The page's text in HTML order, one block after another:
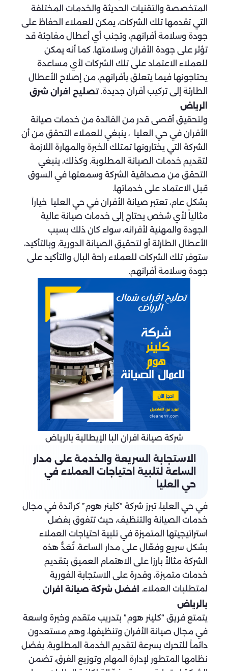
المتخصصة والتقنيات الحديثة والخدمات المختلفة
التي تقدمها تلك الشركات، يمكن للعملاء الحفاظ على
جودة وسلامة أفرانهم، وتجنب أي أعطال مفاجئة قد
تؤثر على جودة الأفران وسلامتها. كما أنه يمكن
للعملاء الاعتماد على تلك الشركات لأي مساعدة
يحتاجونها فيما يتعلق بأفرانهم، من إصلاح الأعطال
الطارئة إلى تركيب أفران جديدة. تصليح افران شرق
الرياض
ولتحقيق أقصى قدر من الفائدة من خدمات صيانة
الأفران في حي العليا ، ينبغي للعملاء التحقق من أن
الشركة التي يختارونها تمتلك الخبرة والمهارة اللازمة
لتقديم خدمات الصيانة المطلوبة. وكذلك، ينبغي
التحقق من مصداقية الشركة وسمعتها في السوق
قبل الاعتماد على خدماتها.
بشكل عام، تعتبر صيانة الأفران في حي العليا خياراً
مثالياً لأي شخص يحتاج إلى خدمات صيانة عالية
الجودة والمهنية لأفرانه، سواء كان ذلك بسبب
الأعطال الطارئة أو لتحقيق الصيانة الدورية. وبالتأكيد،
ستوفر تلك الشركات للعملاء راحة البال والتأكيد على
جودة وسلامة أفرانهم.
شركة صيانة افران البا الإيطالية بالرياض
الاستجابة السريعة والخدمة على مدار
الساعة لتلبية احتياجات العملاء في
حي العليا
في حي العليا، تبرز شركة “كلينر هوم” كرائدة في مجال
خدمات الصيانة والتنظيف، حيث تتفوق بفضل
استراتيجيتها المتميزة في تلبية احتياجات العملاء
بشكل سريع وفعّال على مدار الساعة. تُعَدُّ هذه
الشركة مثالاً بارزاً على الاهتمام العميق بتقديم
خدمات متميزة، وقدرة على الاستجابة الفورية
لمتطلبات العملاء. افضل شركة صيانة افران
بالرياض
يتمتع فريق “كلينر هوم” بتدريب متقدم وخبرة واسعة
في مجال صيانة الأفران وتنظيفها، وهم مستعدون
دائماً للتحرك بسرعة لتقديم الخدمة المطلوبة. بفضل
نظامها المتطور لإدارة المهام وتوزيع الفرق، تضمن